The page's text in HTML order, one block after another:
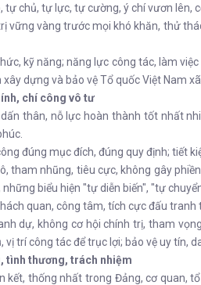
tự chủ, tự lực, tự cường, ý chí vươn lên,
vững vàng trước mọi khó khăn, thử
kỹ năng; năng lực công tác, làm
dựng và bảo vệ Tổ quốc Việt Nam
chí công vô tư
thân, nỗ lực hoàn thành tốt nhất
đúng mục đích, đúng quy định; tiết
tham nhũng, tiêu cực, không gây
biểu hiện "tự diễn biến", "tự
quan, công tâm, tích cực đấu
dự, không cơ hội chính trị, tham
vị trí công tác để trục lợi; bảo vệ uy tín,
tình thương, trách nhiệm
kết, thống nhất trong Đảng, cơ quan,